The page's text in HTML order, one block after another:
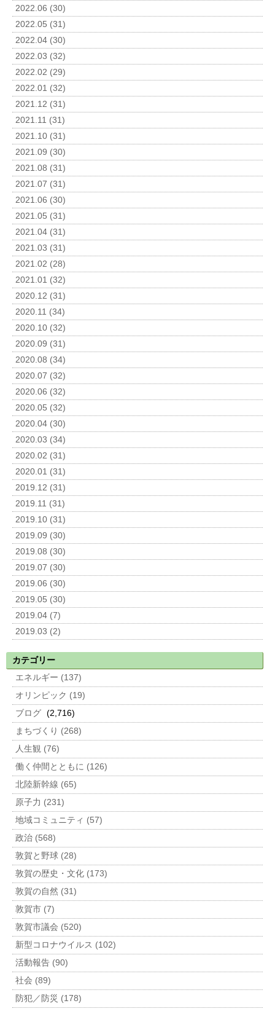
2022.06 (30)
2022.05 (31)
2022.04 (30)
2022.03 (32)
2022.02 (29)
2022.01 (32)
2021.12 (31)
2021.11 (31)
2021.10 (31)
2021.09 (30)
2021.08 (31)
2021.07 (31)
2021.06 (30)
2021.05 (31)
2021.04 (31)
2021.03 (31)
2021.02 (28)
2021.01 (32)
2020.12 (31)
2020.11 (34)
2020.10 (32)
2020.09 (31)
2020.08 (34)
2020.07 (32)
2020.06 (32)
2020.05 (32)
2020.04 (30)
2020.03 (34)
2020.02 (31)
2020.01 (31)
2019.12 (31)
2019.11 (31)
2019.10 (31)
2019.09 (30)
2019.08 (30)
2019.07 (30)
2019.06 (30)
2019.05 (30)
2019.04 (7)
2019.03 (2)
カテゴリー
エネルギー (137)
オリンピック (19)
ブログ (2,716)
まちづくり (268)
人生観 (76)
働く仲間とともに (126)
北陸新幹線 (65)
原子力 (231)
地域コミュニティ (57)
政治 (568)
敦賀と野球 (28)
敦賀の歴史・文化 (173)
敦賀の自然 (31)
敦賀市 (7)
敦賀市議会 (520)
新型コロナウイルス (102)
活動報告 (90)
社会 (89)
防犯／防災 (178)